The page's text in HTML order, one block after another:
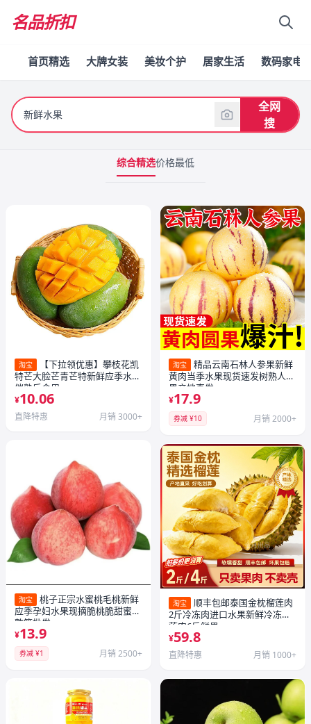
名品折扣
首页精选 大牌女装 美妆个护 居家生活 数码家电
全网
搜
综合精选价格最低
淘宝
【下拉领优惠】攀枝花凯
特芒大脸芒青芒特新鲜应季水果
催熟后食用
¥10.06
直降特惠 月销 3000+
淘宝
桃子正宗水蜜桃毛桃新鲜
应季孕妇水果现摘脆桃脆甜蜜桃
整箱批发
¥13.9
券减 ¥1 月销 2500+
淘宝
精品云南石林人参果新鲜
黄肉当季水果现货速发树熟人参
果产地直发
¥17.9
券减 ¥10 月销 2000+
淘宝
顺丰包邮泰国金枕榴莲肉
2斤冷冻肉进口水果新鲜冷冻榴
莲肉6斤鲜果
¥59.8
直降特惠 月销 1000+